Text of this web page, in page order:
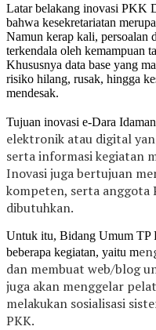
Latar belakang inovasi PKK
bahwa kesekretariatan
Namun kerap kali, persoalan
terkendala oleh kemampuan
Khususnya data base yang
risiko hilang, rusak, hingga
mendesak.
Tujuan inovasi e-Dara
elektronik atau digital
serta informasi kegiatan
Inovasi juga bertujuan
kompeten, serta anggota
dibutuhkan.
Untuk itu, Bidang Umum TP
beberapa kegiatan, yaitu m
dan membuat web/blog
juga akan menggelar
melakukan sosialisasi
PKK.